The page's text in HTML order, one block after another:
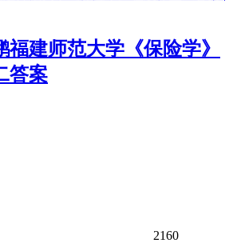
福建师范大学《保险学》
答案
2160